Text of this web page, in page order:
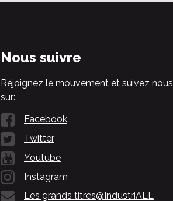
Nous suivre
Rejoignez le mouvement et suivez nous
sur:
Facebook
Twitter
Youtube
Instagram
Les grands titres@IndustriALL